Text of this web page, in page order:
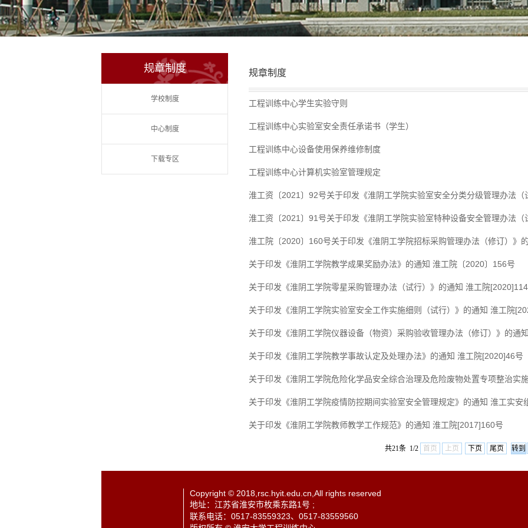
规章制度
学校制度
中心制度
下载专区
规章制度
工程训练中心学生实验守则
工程训练中心实验室安全责任承诺书（学生）
工程训练中心设备使用保养维修制度
工程训练中心计算机实验室管理规定
淮工资〔2021〕92号关于印发《淮阴工学院实验室安全分类分级管理办法（
淮工资〔2021〕91号关于印发《淮阴工学院实验室特种设备安全管理办法（
淮工院〔2020〕160号关于印发《淮阴工学院招标采购管理办法（修订）》
关于印发《淮阴工学院教学成果奖励办法》的通知 淮工院〔2020〕156号
关于印发《淮阴工学院零星采购管理办法（试行）》的通知 淮工院
关于印发《淮阴工学院实验室安全工作实施细则（试行）》的通知 淮工院
关于印发《淮阴工学院仪器设备（物资）采购验收管理办法（修订）》的通
关于印发《淮阴工学院教学事故认定及处理办法》的通知 淮工院[2020]46号
关于印发《淮阴工学院危险化学品安全综合治理及危险废物处置专项整治实
关于印发《淮阴工学院疫情防控期间实验室安全管理规定》的通知 淮工实安
关于印发《淮阴工学院教师教学工作规范》的通知 淮工院[2017]160号
共21条 1/2 首页 上页 下页 尾页
Copyright © 2018,rsc.hyit.edu.cn,All rights reserved
地址：江苏省淮安市枚乘东路1号 ;
联系电话：0517-83559323、0517-83559560